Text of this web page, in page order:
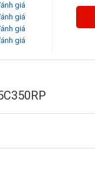
giá
giá
giá
giá